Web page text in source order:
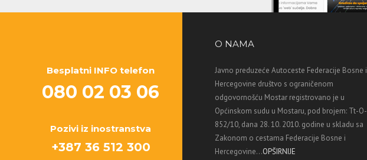
Besplatni INFO telefon
080 02 03 06
Pozivi iz inostranstva
+387 36 512 300
O NAMA
Javno preduzeće Autoceste Federacije Bosne i
Hercegovine društvo s ograničenom
odgovornošću Mostar registrovano je u
Općinskom sudu u Mostaru, pod brojem: Tt-O-
852/10, dana 28. 10. 2010. godine u skladu sa
Zakonom o cestama Federacije Bosne i
Hercegovine...OPŠIRNIJE